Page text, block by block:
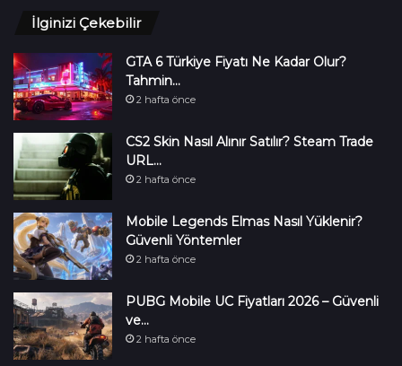
İlginizi Çekebilir
GTA 6 Türkiye Fiyatı Ne Kadar Olur?
Tahmin…
2 hafta önce
CS2 Skin Nasıl Alınır Satılır? Steam Trade
URL…
2 hafta önce
Mobile Legends Elmas Nasıl Yüklenir?
Güvenli Yöntemler
2 hafta önce
PUBG Mobile UC Fiyatları 2026 – Güvenli
ve…
2 hafta önce